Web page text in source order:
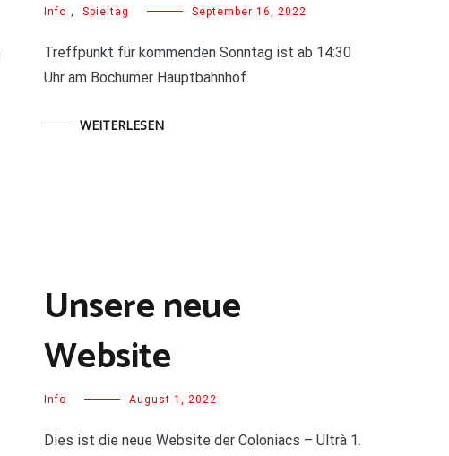
Info , Spieltag September 16, 2022
Treffpunkt für kommenden Sonntag ist ab 14:30
Uhr am Bochumer Hauptbahnhof.
WEITERLESEN
Unsere neue
Website
Info August 1, 2022
Dies ist die neue Website der Coloniacs – Ultrà 1.